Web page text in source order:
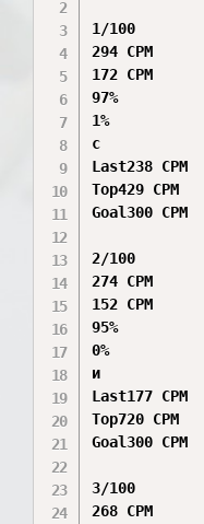
1/100
294 CPM
172 CPM
97%
1%
с
Last238 CPM
Top429 CPM
Goal300 CPM
2/100
274 CPM
152 CPM
95%
0%
и
Last177 CPM
Top720 CPM
Goal300 CPM
3/100
268 CPM